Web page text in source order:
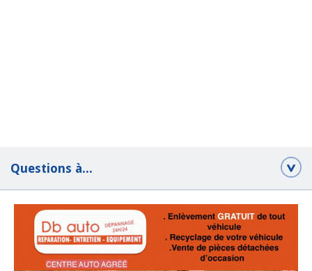
Questions à...